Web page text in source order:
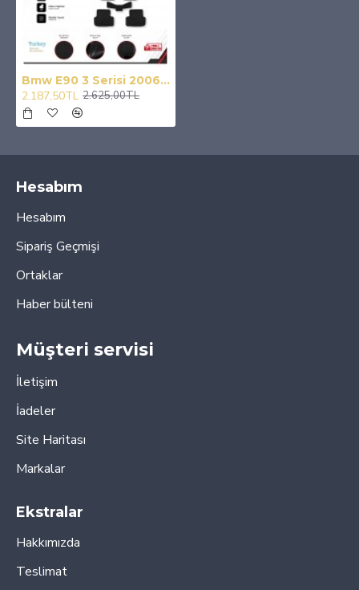
Bmw E90 3 Serisi 2006-2012 3D Havuzlu Paspas
2.187,50TL 2.625,00TL
Hesabım
Hesabım
Sipariş Geçmişi
Ortaklar
Haber bülteni
Müşteri servisi
İletişim
İadeler
Site Haritası
Markalar
Ekstralar
Hakkımızda
Teslimat